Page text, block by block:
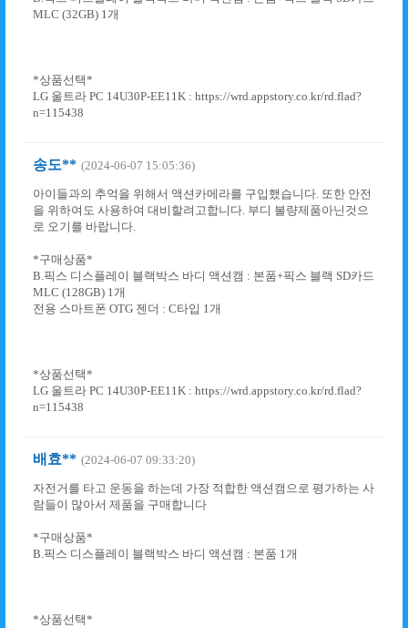
MLC (32GB) 1개
*상품선택*
LG 울트라 PC 14U30P-EE11K : https://wrd.appstory.co.kr/rd.flad?
n=115438
송도** (2024-06-07 15:05:36)
아이들과의 추억을 위해서 액션카메라를 구입했습니다. 또한 안전
을 위하여도 사용하여 대비할려고합니다. 부디 불량제품아닌것으
로 오기를 바랍니다.
*구매상품*
B.픽스 디스플레이 블랙박스 바디 액션캠 : 본품+픽스 블랙 SD카드
MLC (128GB) 1개
전용 스마트폰 OTG 젠더 : C타입 1개
*상품선택*
LG 울트라 PC 14U30P-EE11K : https://wrd.appstory.co.kr/rd.flad?
n=115438
배효** (2024-06-07 09:33:20)
자전거를 타고 운동을 하는데 가장 적합한 액션캠으로 평가하는 사
람들이 많아서 제품을 구매합니다
*구매상품*
B.픽스 디스플레이 블랙박스 바디 액션캠 : 본품 1개
*상품선택*